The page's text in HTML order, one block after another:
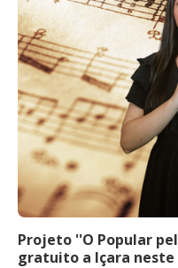
Projeto ''O Popular
gratuito a Içara